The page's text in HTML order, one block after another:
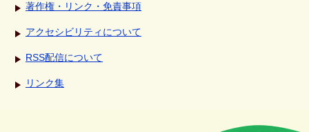
著作権・リンク・免責事項
アクセシビリティについて
RSS配信について
リンク集